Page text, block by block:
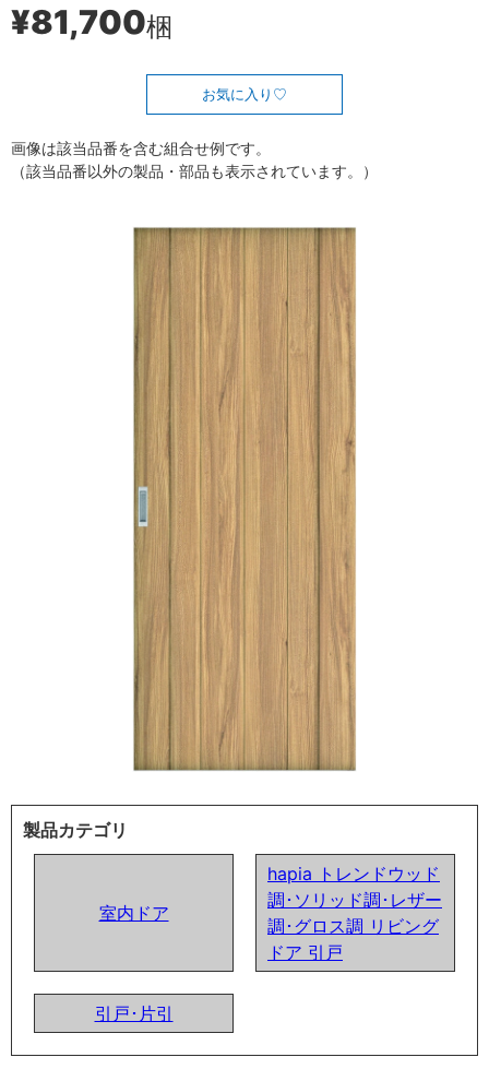
¥81,700梱
お気に入り
画像は該当品番を含む組合せ例です。
（該当品番以外の製品・部品も表示されています。）
製品カテゴリ
室内ドア
hapia トレンドウッド
調･ソリッド調･レザー
調･グロス調 リビング
ドア 引戸
引戸･片引